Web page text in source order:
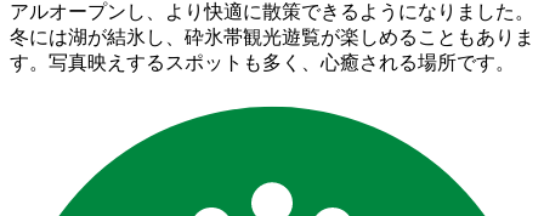
アルオープンし、より快適に散策できるようになりました。
冬には湖が結氷し、砕氷帯観光遊覧が楽しめることもありま
す。写真映えするスポットも多く、心癒される場所です。